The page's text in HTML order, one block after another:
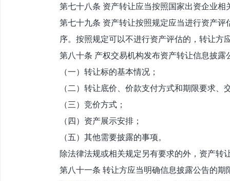
第七十八条 资产转让应当按照国家出资企业
第七十九条 资产转让按照规定应当进行资产
序。按照规定可以不进行资产评估的，转让方
第八十条 产权交易机构发布资产转让信息披
（一）转让标的基本情况；
（二）转让底价、价款支付方式和期限要求、
（三）竞价方式；
（四）资产展示安排；
（五）其他需要披露的事项。
除法律法规或相关规定另有要求的外，资产转
第八十一条 转让方应当明确信息披露公告的期